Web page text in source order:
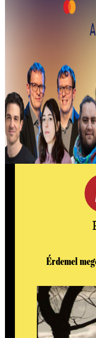
Kiválasztották
Alkotótárs
Közülük
Érdemel